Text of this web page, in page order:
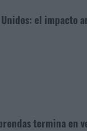
el impacto
termina en